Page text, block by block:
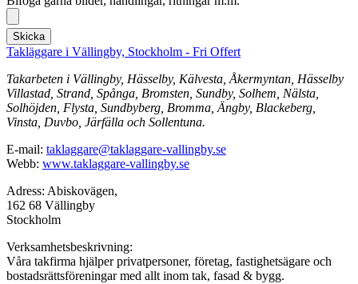
Skicka
Takläggare i Vällingby, Stockholm - Fri Offert
Takarbeten i Vällingby, Hässelby, Kälvesta, Åkermyntan, Hässelby
Villastad, Strand, Spånga, Bromsten, Sundby, Solhem, Nälsta,
Solhöjden, Flysta, Sundbyberg, Bromma, Ängby, Blackeberg,
Vinsta, Duvbo, Järfälla och Sollentuna.
E-mail: taklaggare@taklaggare-vallingby.se
Webb: www.taklaggare-vallingby.se
Adress: Abiskovägen,
162 68 Vällingby
Stockholm
Verksamhetsbeskrivning:
Våra takfirma hjälper privatpersoner, företag, fastighetsägare och
bostadsrättsföreningar med allt inom tak, fasad & bygg.